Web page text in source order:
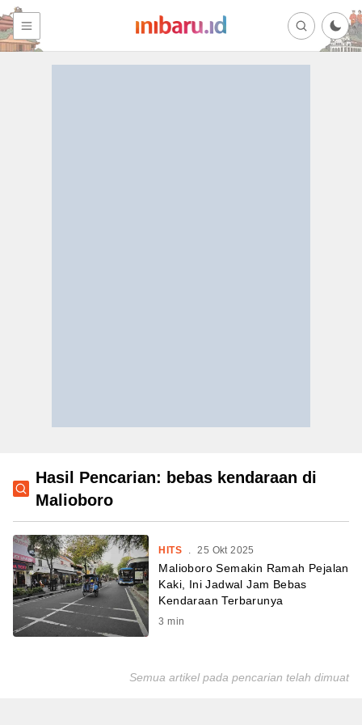
Hasil Pencarian: bebas kendaraan di
Malioboro
HITS . 25 Okt 2025
Malioboro Semakin Ramah Pejalan
Kaki, Ini Jadwal Jam Bebas
Kendaraan Terbarunya
3 min
Semua artikel pada pencarian telah dimuat